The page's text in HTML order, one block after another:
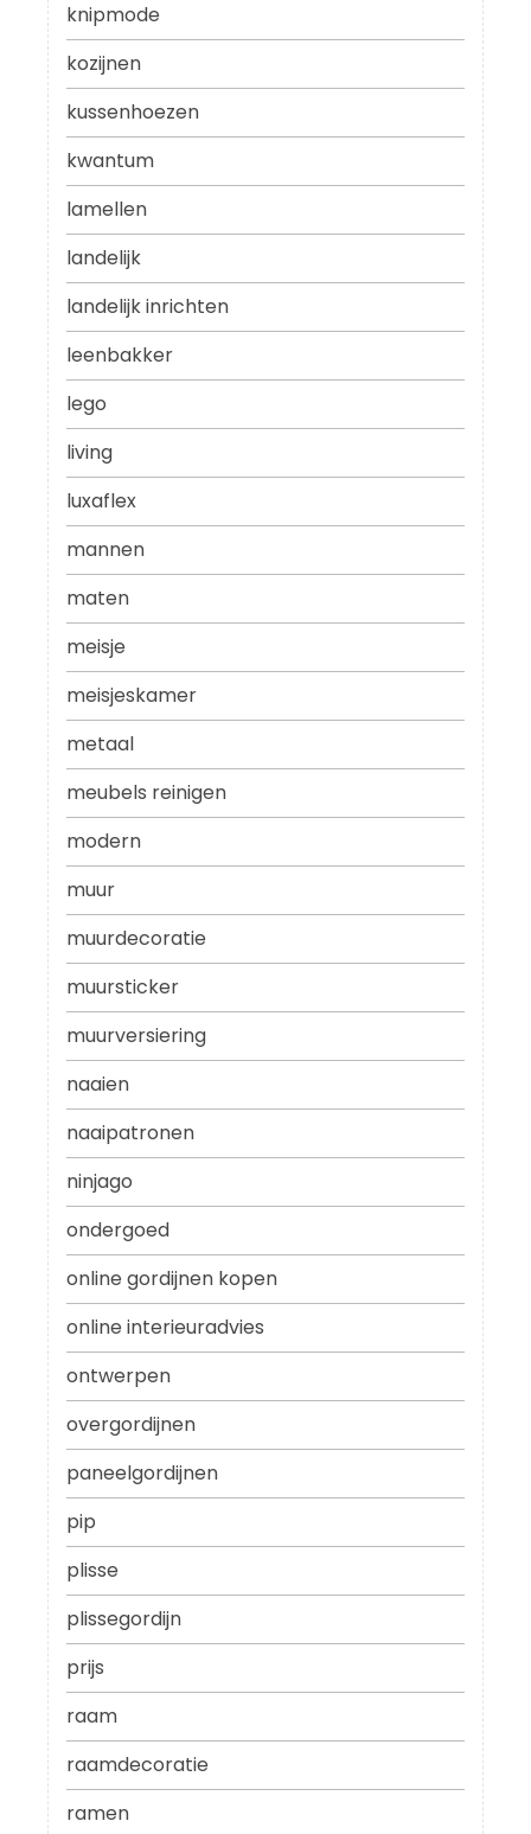
knipmode
kozijnen
kussenhoezen
kwantum
lamellen
landelijk
landelijk inrichten
leenbakker
lego
living
luxaflex
mannen
maten
meisje
meisjeskamer
metaal
meubels reinigen
modern
muur
muurdecoratie
muursticker
muurversiering
naaien
naaipatronen
ninjago
ondergoed
online gordijnen kopen
online interieuradvies
ontwerpen
overgordijnen
paneelgordijnen
pip
plisse
plissegordijn
prijs
raam
raamdecoratie
ramen